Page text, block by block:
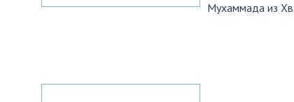
Мухаммада из